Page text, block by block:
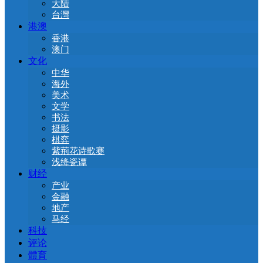
大陆
台灣
港澳
香港
澳门
文化
中华
海外
美术
文学
书法
摄影
棋弈
紫荊花诗歌赛
浅绛瓷谭
财经
产业
金融
地产
马经
科技
评论
體育